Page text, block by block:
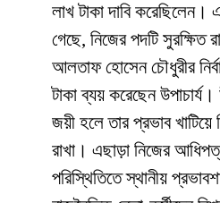
লাখ টাকা দাবি করেছিলেন।
গেছে, নিজের পদটি সুরক্ষিত
আলতাফ হোসেন চৌধুরীর
টাকা ব্যয় করেছেন উপাচার্য।
জয়ী হলে তার প্রভাব খাটিয়ে
রাখা। এছাড়া নিজের
পরিস্থিতিতে স্থানীয়